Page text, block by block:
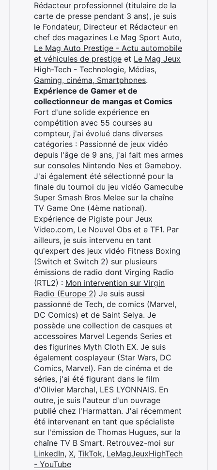
Rédacteur professionnel (titulaire de la
carte de presse pendant 3 ans), je suis
le Fondateur, Directeur et Rédacteur en
chef des magazines Le Mag Sport Auto,
Le Mag Auto Prestige - Actu automobile
et véhicules de prestige et Le Mag Jeux
High-Tech - Technologie, Médias,
Gaming, cinéma, Smartphones.
Expérience de Gamer et de
collectionneur de mangas et Comics
Fort d'une solide expérience en
compétition avec 55 courses au
compteur, j'ai évolué dans diverses
catégories : Passionné de jeux vidéo
depuis l'âge de 9 ans, j'ai fait mes armes
sur consoles Nintendo Nes et Gameboy.
J'ai également été sélectionné pour la
finale du tournoi du jeu vidéo Gamecube
Super Smash Bros Melee sur la chaîne
TV Game One (4ème national).
Expérience de Pigiste pour Jeux
Video.com, Le Nouvel Obs et e TF1. Par
ailleurs, je suis intervenu en tant
qu'expert des jeux vidéo Fitness Boxing
(Switch et Switch 2) sur plusieurs
émissions de radio dont Virging Radio
(RTL2) : Mon intervention sur Virgin
Radio (Europe 2) Je suis aussi
passionné de Tech, de comics (Marvel,
DC Comics) et de Saint Seiya. Je
possède une collection de casques et
accessoires Marvel Legends Series et
des figurines Myth Cloth EX. Je suis
également cosplayeur (Star Wars, DC
Comics, Marvel). Fan de cinéma et de
séries, j'ai été figurant dans le film
d'Olivier Marchal, LES LYONNAIS. En
outre, je suis l'auteur d'un ouvrage
publié chez l'Harmattan. J'ai récemment
été intervenant en tant que spécialiste
sur l'émission de Thomas Hugues, sur la
chaîne TV B Smart. Retrouvez-moi sur
LinkedIn, X, TikTok, LeMagJeuxHighTech
- YouTube